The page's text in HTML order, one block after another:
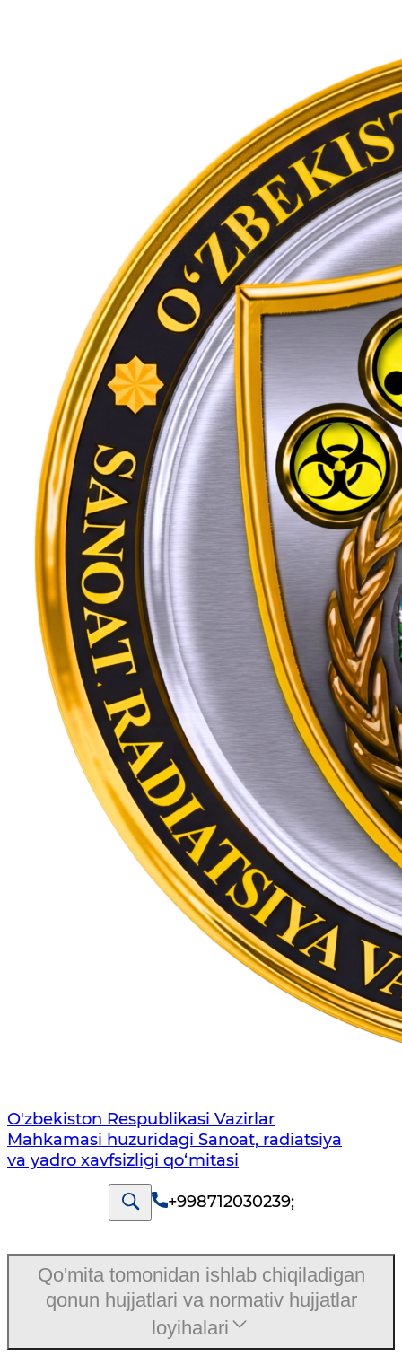
O'zbekiston Respublikasi Vazirlar
Mahkamasi huzuridagi Sanoat, radiatsiya
va yadro xavfsizligi qo‘mitasi
+998712030239;
Qo'mita tomonidan ishlab chiqiladigan
qonun hujjatlari va normativ hujjatlar
loyihalari